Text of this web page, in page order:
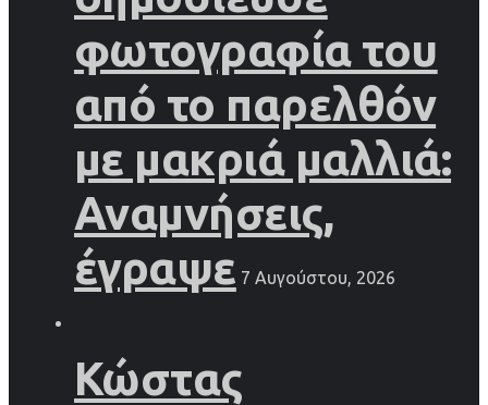
φωτογραφία του
από το παρελθόν
με μακριά μαλλιά:
Αναμνήσεις,
έγραψε 7 Αυγούστου, 2026
Κώστας